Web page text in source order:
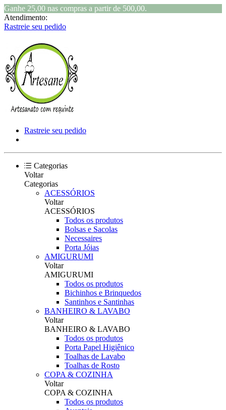
Ganhe 25,00 nas compras a partir de 500,00.
Atendimento:
Rastreie seu pedido
Rastreie seu pedido
Categorias
Voltar
Categorias
ACESSÓRIOS
Voltar
ACESSÓRIOS
Todos os produtos
Bolsas e Sacolas
Necessaires
Porta Jóias
AMIGURUMI
Voltar
AMIGURUMI
Todos os produtos
Bichinhos e Brinquedos
Santinhos e Santinhas
BANHEIRO & LAVABO
Voltar
BANHEIRO & LAVABO
Todos os produtos
Porta Papel Higiênico
Toalhas de Lavabo
Toalhas de Rosto
COPA & COZINHA
Voltar
COPA & COZINHA
Todos os produtos